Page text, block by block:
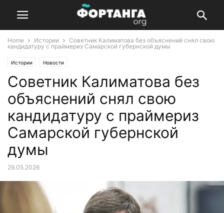
Home Истории
Советник Калиматова без объяснений снял свою
кандидатуру с праймериз Самарской губернской думы
Истории Новости
Советник Калиматова без
объяснений снял свою
кандидатуру с праймериз
Самарской губернской
думы
29.05.2026